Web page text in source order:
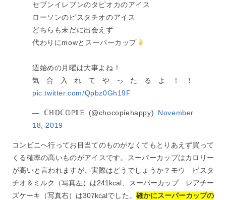
セブンイレブンのタピオカのアイス
ローソンのピスタチオのアイス
どちらも未だに出会えず
代わりにmowとスーパーカップ
週始めの月曜は大事よね！
気合入れてやったるよ！！
pic.twitter.com/Qpbz0Gh19F
— ℂℍ𝕆ℂ𝕆ℙ𝕀𝔼 (@chocopiehappy) November
18, 2019
コンビニへ行ってお目当てのものがなくてもとりあえず買って
くる確率の高いものがアイスです。スーパーカップはカロリー
が高いと言われますが、実際はどうでしょうか？モウ ピスタ
チオ＆ミルク（写真左）は241kcal、スーパーカップ レアチー
ズケーキ（写真右）は307kcalでした。 確かにスーパーカップの